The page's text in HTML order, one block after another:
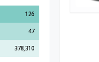
126
47
378,310